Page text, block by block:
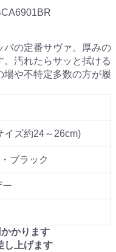
パの定番サヴァ。厚みの
汚れたらサッと拭ける
場や不特定多数の方が履
イズ約24～26cm)
ブラック
ー
かかります
し上げます